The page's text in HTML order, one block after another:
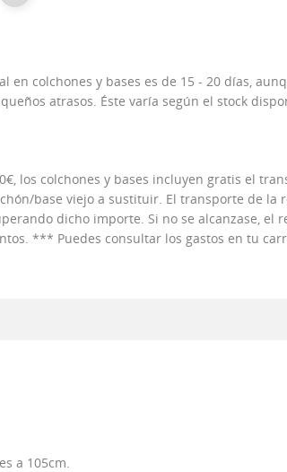
en colchones y bases es de 15 - 20 días,
atrasos. Éste varía según el stock
los colchones y bases incluyen gratis el
base viejo a sustituir. El transporte de la
dicho importe. Si no se alcanzase, el
*** Puedes consultar los gastos en tu
a 105cm.